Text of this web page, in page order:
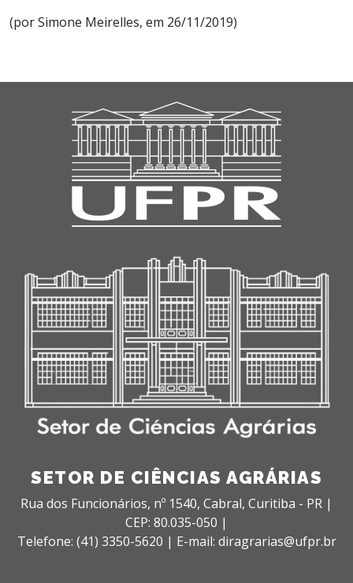
(por Simone Meirelles, em 26/11/2019)
SETOR DE CIÊNCIAS AGRÁRIAS
Rua dos Funcionários, nº 1540, Cabral, Curitiba - PR |
CEP: 80.035-050 |
Telefone: (41) 3350-5620 | E-mail: diragrarias@ufpr.br